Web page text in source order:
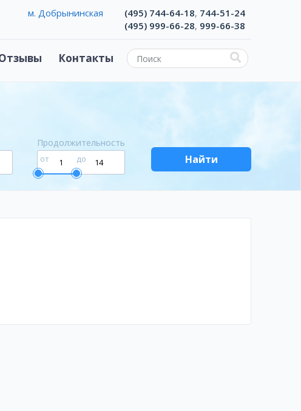
Контакты
м. Добрынинская (495) 744-64-18, 744-51-24
(495) 999-66-28, 999-66-38
Продолжительность
от до Найти